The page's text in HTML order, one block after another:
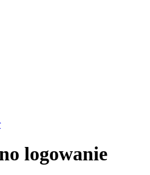
logowanie